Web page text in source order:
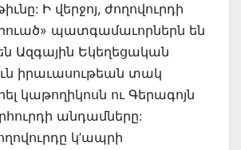
Ի վերջոյ, ժողովուրդի
պատգամաւորներն են
Ազգային Եկեղեցական
իրաւասութեան տակ
կաթողիկոսն ու Գերագոյն
անդամները:
կ’ապրի